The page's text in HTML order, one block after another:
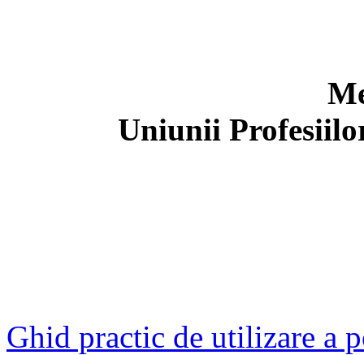
Uniunii
Ghid practic de utilizare a